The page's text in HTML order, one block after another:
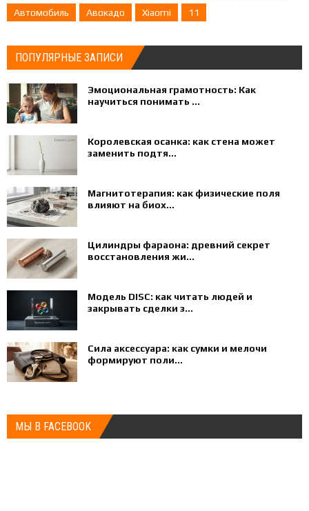
Автомобиль Авокадо Xiaomi 11
ПОПУЛЯРНЫЕ ЗАПИСИ
Эмоциональная грамотность: Как
научиться понимать ...
Королевская осанка: как стена может
заменить подтя...
Магнитотерапия: как физические поля
влияют на биох...
Цилиндры фараона: древний секрет
восстановления жи...
Модель DISC: как читать людей и
закрывать сделки з...
Сила аксессуара: как сумки и мелочи
формируют поли...
МЫ В FACEBOOK